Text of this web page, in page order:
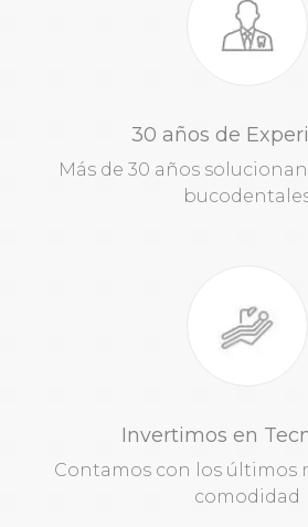
30 años de
Más de 30 años
Invertimos en
Contamos con los últimos
comodidad